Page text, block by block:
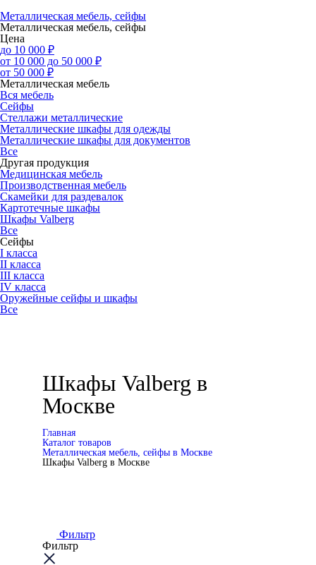
Металлическая мебель, сейфы
Металлическая мебель, сейфы
Цена
до 10 000 ₽
от 10 000 до 50 000 ₽
от 50 000 ₽
Металлическая мебель
Вся мебель
Сейфы
Стеллажи металлические
Металлические шкафы для одежды
Металлические шкафы для документов
Все
Другая продукция
Медицинская мебель
Производственная мебель
Скамейки для раздевалок
Картотечные шкафы
Шкафы Valberg
Все
Сейфы
I класса
II класса
III класса
IV класса
Оружейные сейфы и шкафы
Все
Шкафы Valberg в
Москве
Главная
Каталог товаров
Металлическая мебель, сейфы в Москве
Шкафы Valberg в Москве
Фильтр
Фильтр